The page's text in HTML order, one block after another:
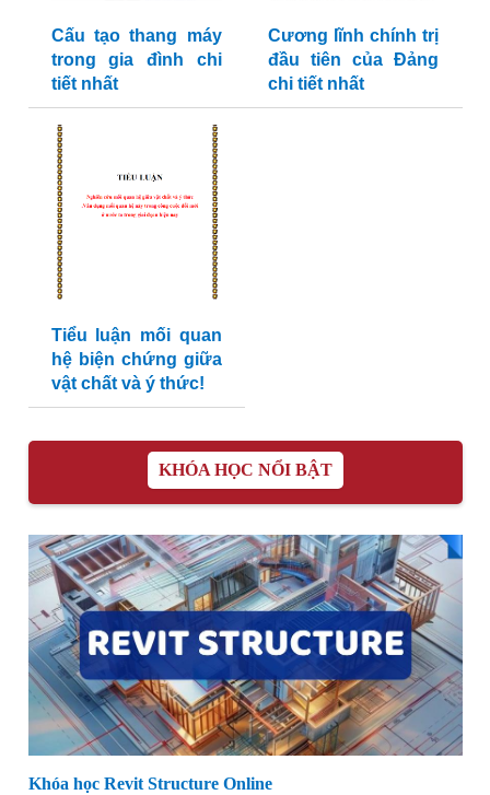
Cấu tạo thang máy
trong gia đình chi
tiết nhất
Cương lĩnh chính trị
đầu tiên của Đảng
chi tiết nhất
Tiểu luận mối quan
hệ biện chứng giữa
vật chất và ý thức!
KHÓA HỌC NỔI BẬT
Khóa học Revit Structure Online